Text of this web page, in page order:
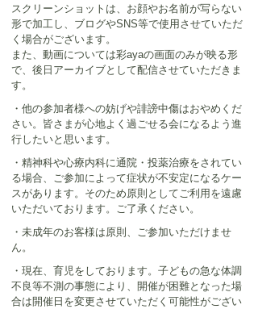
スクリーンショットは、お顔やお名前が写らない
形で加工し、ブログやSNS等で使用させていただ
く場合がございます。
また、動画については彩ayaの画面のみが映る形
で、後日アーカイブとして配信させていただきま
す。
・他の参加者様への妨げや誹謗中傷はおやめくだ
さい。皆さまが心地よく過ごせる会になるよう進
行したいと思います。
・精神科や心療内科に通院・投薬治療をされてい
る場合、ご参加によって症状が不安定になるケー
スがあります。そのため原則としてご利用を遠慮
いただいております。ご了承ください。
・未成年のお客様は原則、ご参加いただけませ
ん。
・現在、育児をしております。子どもの急な体調
不良等不測の事態により、開催が困難となった場
合は開催日を変更させていただく可能性がござい